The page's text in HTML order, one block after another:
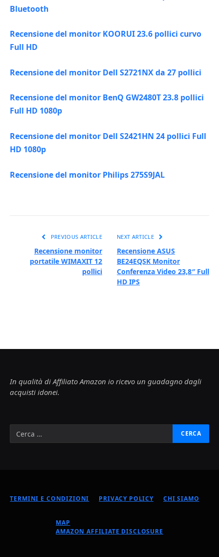
Bluetooth
Recensione del monitor KOORUI 23.6 pollici curvo
Full HD
Recensione del monitor Dell S2721NX da 27 pollici
Recensione del monitor BenQ GW2480T 23.8 pollici
Full HD 1080p
Recensione del monitor Dell S2421HN 24 pollici Full
HD 1080p
Recensione del monitor Philips 275S9JAL
PREVIOUS ARTICLE
Recensione monitor
portatile WIMAXIT 12
pollici
NEXT ARTICLE
Recensione ASUS
BE24EQSK Monitor
Conferenza Video 23,8″ Full
HD IPS
In qualità di Affiliato Amazon io ricevo un guadagno dagli
acquisti idonei.
TERMINI E CONDIZIONI PRIVACY POLICY CHI SIAMO
MAP
AMAZON AFFILIATE DISCLOSURE